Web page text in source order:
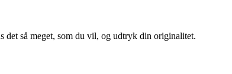
så meget, som du vil, og udtryk din originalitet.